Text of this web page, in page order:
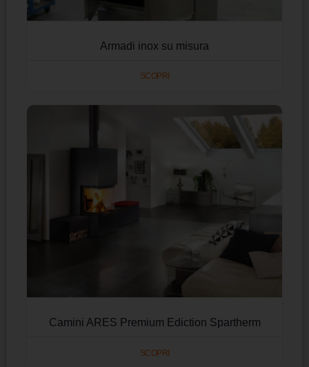
Armadi inox su misura
SCOPRI
Camini ARES Premium Ediction Spartherm
SCOPRI